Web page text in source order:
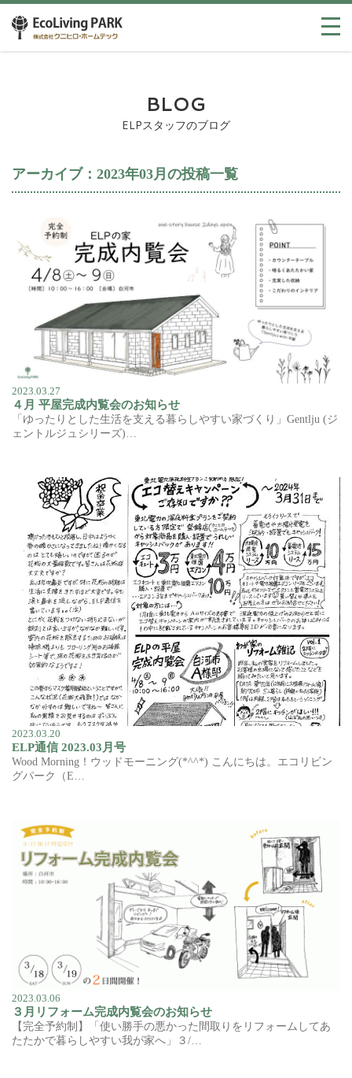
BLOG
ELPスタッフのブログ
アーカイブ：2023年03月の投稿一覧
2023.03.27
４月 平屋完成内覧会のお知らせ
「ゆったりとした生活を支える暮らしやすい家づくり」Gentlju (ジ
ェントルジュシリーズ)…
2023.03.20
ELP通信 2023.03月号
Wood Morning！ウッドモーニング(*^^*) こんにちは。エコリビン
グパーク（E…
2023.03.06
３月リフォーム完成内覧会のお知らせ
【完全予約制】「使い勝手の悪かった間取りをリフォームしてあ
たたかで暮らしやすい我が家へ」３/…